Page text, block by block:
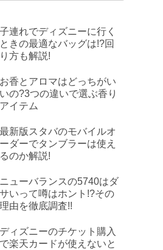
子連れでディズニーに行く
ときの最適なバッグは!?回
り方も解説!
お香とアロマはどっちがい
いの?3つの違いで選ぶ香り
アイテム
最新版スタバのモバイルオ
ーダーでタンブラーは使え
るのか解説!
ニューバランスの5740はダ
サいって噂はホント!?その
理由を徹底調査!!
ディズニーのチケット購入
で楽天カードが使えないと